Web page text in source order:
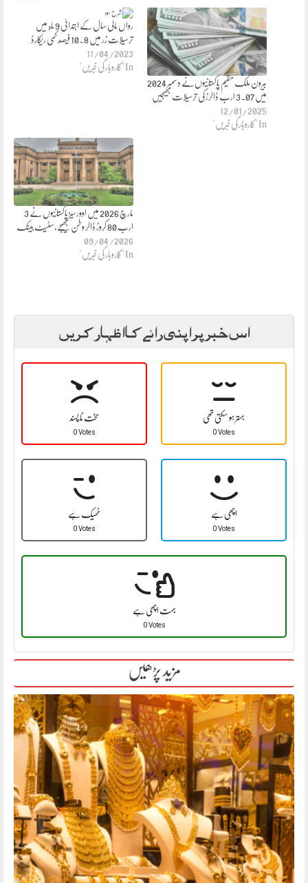
رواں مالی سال کے ابتدائی 9 ماہ میں
ترسیلات زر میں 10.8 فیصد کمی ریکارڈ
11/04/2023
In "کاروبار کی خبریں"
بیرون ملک مقیم پاکستانیوں نے دسمبر 2024
میں 3.07 ارب ڈالرز کی ترسیلات بھیجیں
12/01/2025
In "کاروبار کی خبریں"
مارچ 2026 میں اوورسیز پاکستانیوں نے 3
ارب 80 کروڑ ڈالر وطن بھیجے،سٹیٹ بینک
09/04/2026
In "کاروبار کی خبریں"
اس خبر پر اپنی رائے کا اظہار کریں
سخت نا پسند
0 Votes
بہتر ہو سکتی تھی
0 Votes
ٹھیک ہے
0 Votes
اچھی ہے
0 Votes
بہت اچھی ہے
0 Votes
مزید پڑھیں